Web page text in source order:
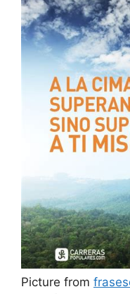
Picture from